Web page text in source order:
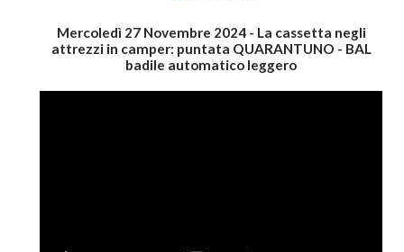
Mercoledì 27 Novembre 2024 - La cassetta negli
attrezzi in camper: puntata QUARANTUNO - BAL
badile automatico leggero